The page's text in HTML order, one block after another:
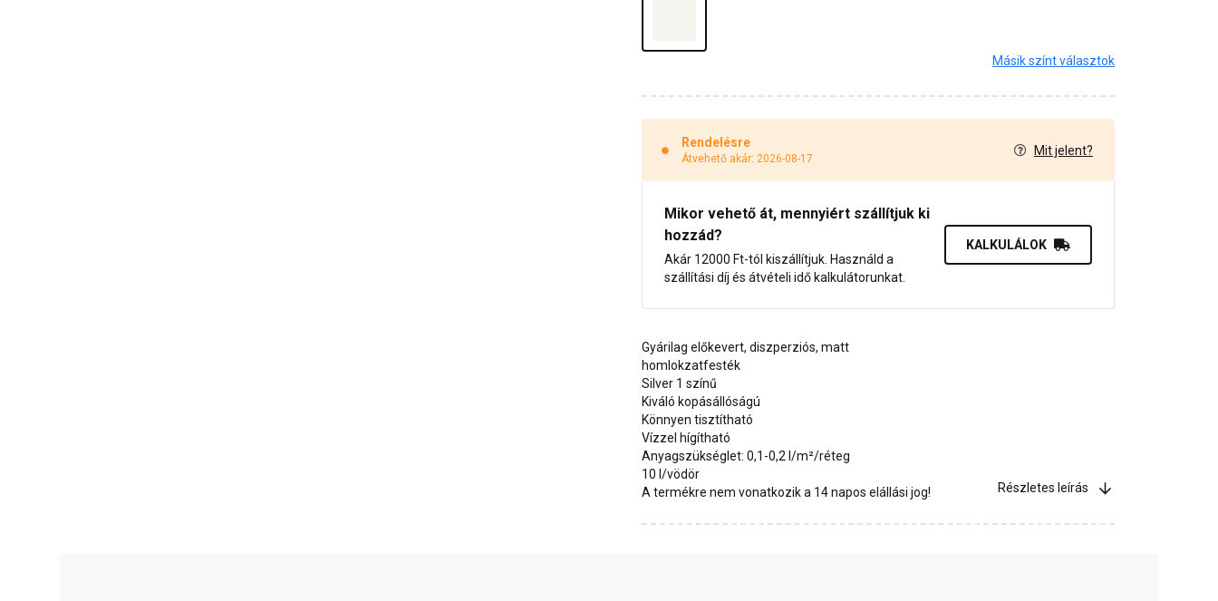
Másik színt választok
Rendelésre
Átvehető akár: 2026-08-17
Mit jelent?
Mikor vehető át, mennyiért szállítjuk ki
hozzád?
Akár 12000 Ft-tól kiszállítjuk. Használd a
szállítási díj és átvételi idő kalkulátorunkat.
KALKULÁLOK
Gyárilag előkevert, diszperziós, matt
homlokzatfesték
Silver 1 színű
Kiváló kopásállóságú
Könnyen tisztítható
Vízzel hígítható
Anyagszükséglet: 0,1-0,2 l/m²/réteg
10 l/vödör
A termékre nem vonatkozik a 14 napos elállási jog!
Részletes leírás